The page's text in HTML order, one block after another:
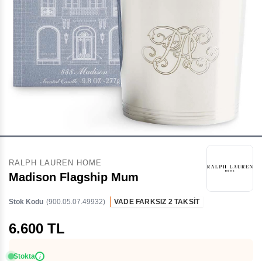
RALPH LAUREN HOME
Madison Flagship Mum
Stok Kodu (900.05.07.49932) VADE FARKSIZ 2 TAKSİT
6.600 TL
Stokta i